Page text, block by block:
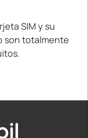
SIM y su
son totalmente